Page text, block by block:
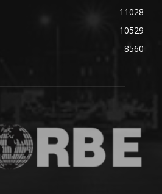
11028
10529
8560